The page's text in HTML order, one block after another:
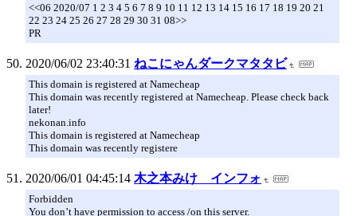
<<06 2020/07 1 2 3 4 5 6 7 8 9 10 11 12 13 14 15 16 17 18 19 20 21
22 23 24 25 26 27 28 29 30 31 08>>
PR
2020/06/02 23:40:31 ねこにゃんダークマタタビ
This domain is registered at Namecheap
This domain was recently registered at Namecheap. Please check back
later!
nekonan.info
This domain is registered at Namecheap
This domain was recently registere
2020/06/01 04:45:14 木之本みけ インフォ
Forbidden
You don’t have permission to access /on this server.